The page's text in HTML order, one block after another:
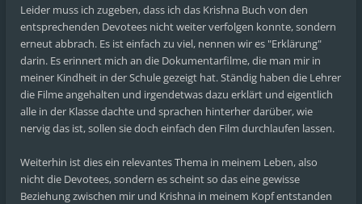
Leider muss ich zugeben, dass ich das Krishna Buch von den
entsprechenden Devotees nicht weiter verfolgen konnte, sondern
erneut abbrach. Es ist einfach zu viel, nennen wir es "Erklärung"
darin. Es erinnert mich an die Dokumentarfilme, die man mir in
meiner Kindheit in der Schule gezeigt hat. Ständig haben die Lehrer
die Filme angehalten und irgendetwas dazu erklärt und eigentlich
alle in der Klasse dachte und sprachen hinterher darüber, wie
nervig das ist, sollen sie doch einfach den Film durchlaufen lassen.
Weiterhin ist dies ein relevantes Thema in meinem Leben, also
nicht die Devotees, sondern es scheint so das eine gewisse
Beziehung zwischen mir und Krishna in meinem Kopf entstanden